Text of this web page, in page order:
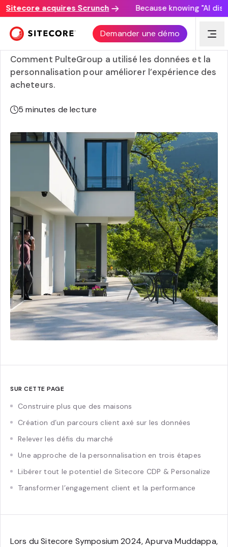
acquires Scrunch Because knowing "AI
Demander une démo
La transformation de l’expérience client basée sur les
données de Pulte avec Sitecore
Comment PulteGroup a utilisé les données et la
personnalisation pour améliorer l’expérience des
acheteurs.
5 minutes de lecture
SUR CETTE PAGE
Construire plus que des maisons
Création d’un parcours client axé sur les données
Relever les défis du marché
Une approche de la personnalisation en trois étapes
Libérer tout le potentiel de Sitecore CDP & Personalize
Transformer l’engagement client et la performance
Lors du Sitecore Symposium 2024, Apurva Muddappa,